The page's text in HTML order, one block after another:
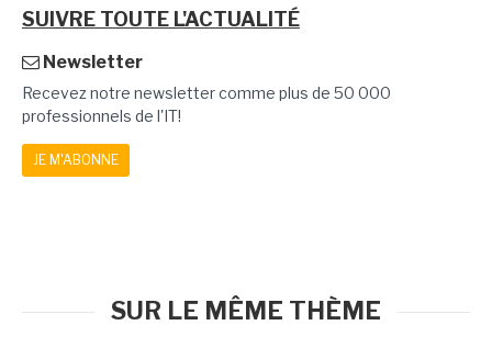
SUIVRE TOUTE L'ACTUALITÉ
Newsletter
Recevez notre newsletter comme plus de 50 000
professionnels de l'IT!
JE M'ABONNE
SUR LE MÊME THÈME